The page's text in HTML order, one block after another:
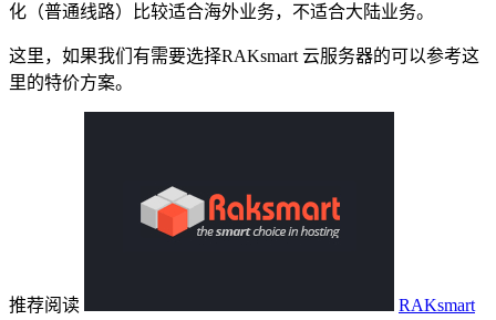
化（普通线路）比较适合海外业务，不适合大陆业务。
这里，如果我们有需要选择RAKsmart 云服务器的可以参考这
里的特价方案。
推荐阅读
RAKsmart